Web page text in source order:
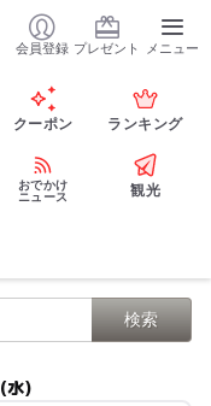
会員登録 プレゼント メニュー
クーポン ランキング
おでかけ
ニュース
観光
水)